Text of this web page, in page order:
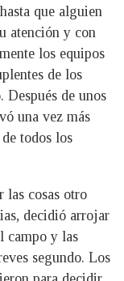
que alguien
atención y con
los equipos
de los
de unos
una vez más
todos los
las cosas otro
decidió arrojar
campo y las
segundo. Los